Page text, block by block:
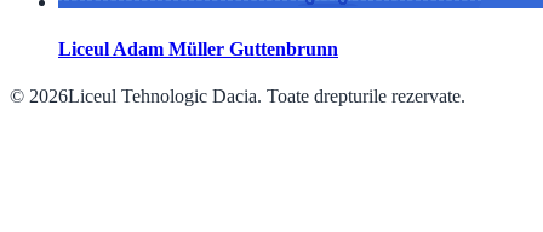
Liceul Adam Müller Guttenbrunn
© 2026Liceul Tehnologic Dacia. Toate drepturile rezervate.